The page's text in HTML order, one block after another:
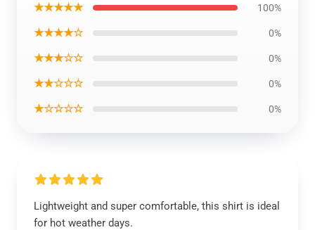
★★★★★ 100%
★★★★☆ 0%
★★★☆☆ 0%
★★☆☆☆ 0%
★☆☆☆☆ 0%
Lightweight and super comfortable, this shirt is ideal
for hot weather days.